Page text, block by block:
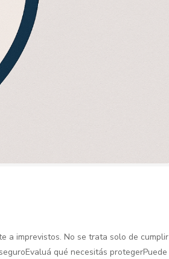
a imprevistos. No se trata solo de cumplir
qué necesitás protegerPuede